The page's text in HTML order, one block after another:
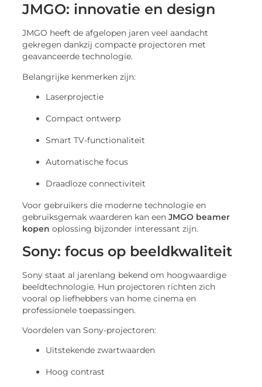
JMGO: innovatie en design
JMGO heeft de afgelopen jaren veel aandacht
gekregen dankzij compacte projectoren met
geavanceerde technologie.
Belangrijke kenmerken zijn:
Laserprojectie
Compact ontwerp
Smart TV-functionaliteit
Automatische focus
Draadloze connectiviteit
Voor gebruikers die moderne technologie en
gebruiksgemak waarderen kan eenJMGO beamer
kopen oplossing bijzonder interessant zijn.
Sony: focus op beeldkwaliteit
Sony staat al jarenlang bekend om hoogwaardige
beeldtechnologie. Hun projectoren richten zich
vooral op liefhebbers van home cinema en
professionele toepassingen.
Voordelen van Sony-projectoren:
Uitstekende zwartwaarden
Hoog contrast